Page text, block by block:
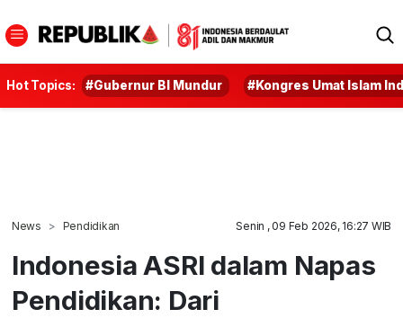
Hot Topics: #Gubernur BI Mundur #Kongres Umat Islam
News Pendidikan Senin , 09 Feb 2026, 16:27 WIB
Indonesia ASRI dalam Napas
Pendidikan: Dari